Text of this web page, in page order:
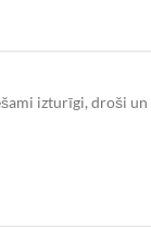
izturīgi, droši